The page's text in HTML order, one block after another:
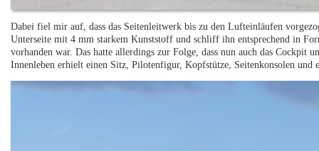
Dabei fiel mir auf, dass das Seitenleitwerk bis zu den Lufteinläufen
Unterseite mit 4 mm starkem Kunststoff und schliff ihn entsprechend in
vorhanden war. Das hatte allerdings zur Folge, dass nun auch das Cockpit
Innenleben erhielt einen Sitz, Pilotenfigur, Kopfstütze, Seitenkonsolen und